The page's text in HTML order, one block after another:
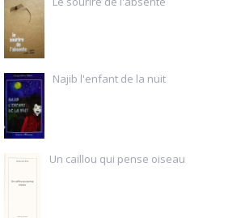
Najib l'enfant de la nuit
Un caillou qui pense oiseau